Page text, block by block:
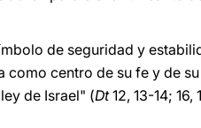
de seguridad y
centro de su fe y de
de Israel" (Dt12, 13-14;